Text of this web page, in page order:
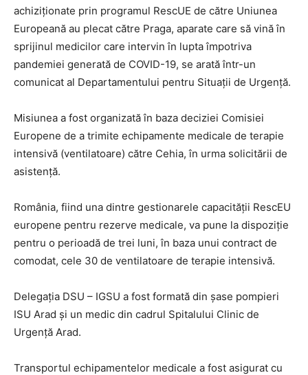
achiziționate prin programul RescUE de către Uniunea
Europeană au plecat către Praga, aparate care să vină în
sprijinul medicilor care intervin în lupta împotriva
pandemiei generată de COVID-19, se arată într-un
comunicat al Departamentului pentru Situaţii de Urgenţă.
Misiunea a fost organizată în baza deciziei Comisiei
Europene de a trimite echipamente medicale de terapie
intensivă (ventilatoare) către Cehia, în urma solicitării de
asistență.
România, fiind una dintre gestionarele capacității RescEU
europene pentru rezerve medicale, va pune la dispoziție
pentru o perioadă de trei luni, în baza unui contract de
comodat, cele 30 de ventilatoare de terapie intensivă.
Delegația DSU – IGSU a fost formată din şase pompieri
ISU Arad și un medic din cadrul Spitalului Clinic de
Urgență Arad.
Transportul echipamentelor medicale a fost asigurat cu